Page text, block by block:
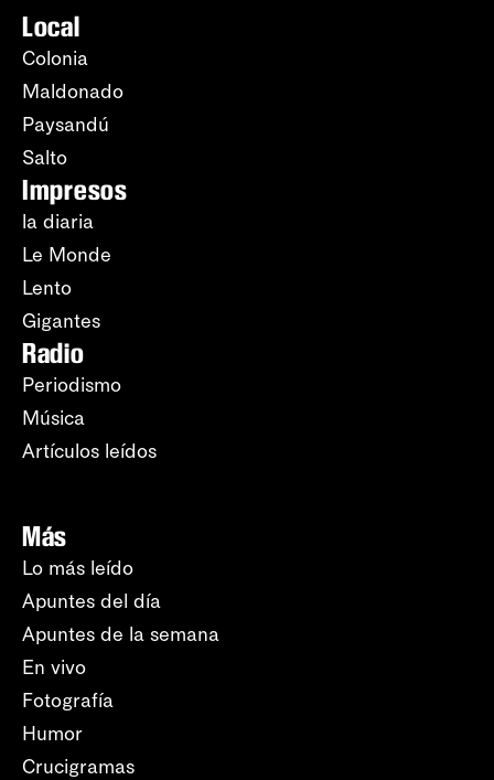
Local
Colonia
Maldonado
Paysandú
Salto
Impresos
la diaria
Le Monde
Lento
Gigantes
Radio
Periodismo
Música
Artículos leídos
Más
Lo más leído
Apuntes del día
Apuntes de la semana
En vivo
Fotografía
Humor
Crucigramas